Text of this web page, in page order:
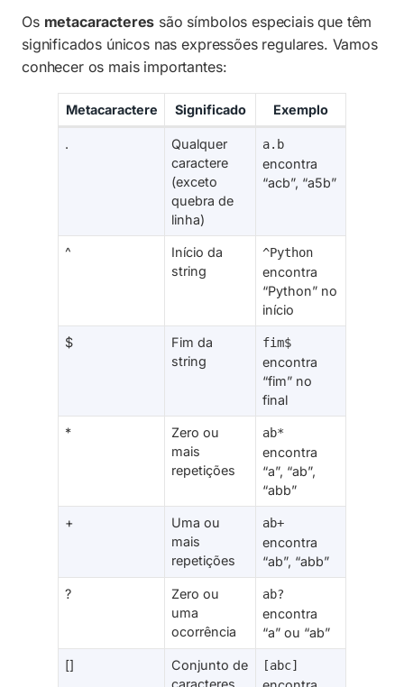
Os metacaracteres são símbolos especiais que têm
significados únicos nas expressões regulares. Vamos
conhecer os mais importantes:
Metacaractere Significado Exemplo
.
Qualquer
caractere
(exceto
quebra de
linha)
a.b
encontra
“acb”, “a5b”
^
Início da
string
^Python
encontra
“Python” no
início
$
Fim da
string
fim$
encontra
“fim” no
final
*
Zero ou
mais
repetições
ab*
encontra
“a”, “ab”,
“abb”
+
Uma ou
mais
repetições
ab+
encontra
“ab”, “abb”
?
Zero ou
uma
ocorrência
ab?
encontra
“a” ou “ab”
[]
Conjunto de
[abc]